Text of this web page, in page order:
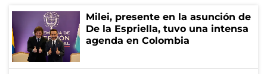
Milei, presente en la asunción de
De la Espriella, tuvo una intensa
agenda en Colombia